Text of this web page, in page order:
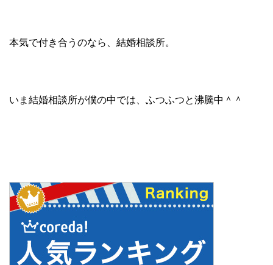
本気で付き合うのなら、結婚相談所。
いま結婚相談所が僕の中では、ふつふつと沸騰中＾＾